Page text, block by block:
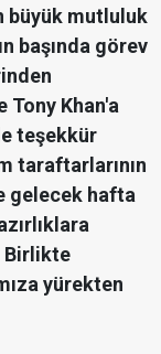
büyük mutluluk
başında görev
Tony Khan'a
teşekkür
taraftarlarının
gelecek hafta
Birlikte
yürekten